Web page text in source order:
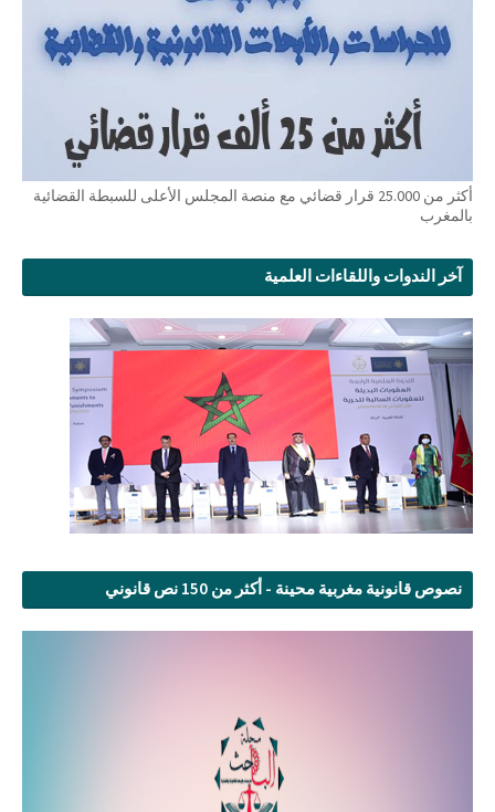
أكثر من 25.000 قرار قضائي مع منصة المجلس الأعلى للسبطة القضائية
بالمغرب
آخر الندوات واللقاءات العلمية
نصوص قانونية مغربية محينة - أكثر من 150 نص قانوني